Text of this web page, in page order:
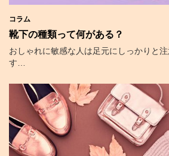
コラム
靴下の種類って何がある？
おしゃれに敏感な人は足元にしっかりと
す…